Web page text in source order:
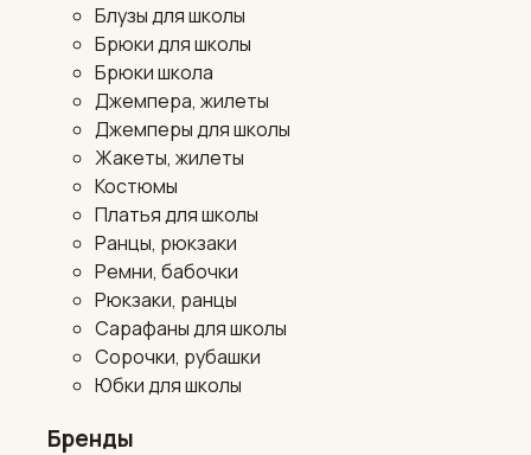
Блузы для школы
Брюки для школы
Брюки школа
Джемпера, жилеты
Джемперы для школы
Жакеты, жилеты
Костюмы
Платья для школы
Ранцы, рюкзаки
Ремни, бабочки
Рюкзаки, ранцы
Сарафаны для школы
Сорочки, рубашки
Юбки для школы
Бренды